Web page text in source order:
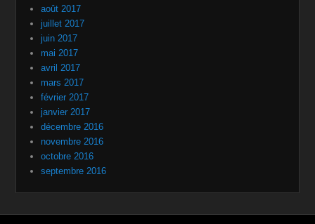
août 2017
juillet 2017
juin 2017
mai 2017
avril 2017
mars 2017
février 2017
janvier 2017
décembre 2016
novembre 2016
octobre 2016
septembre 2016